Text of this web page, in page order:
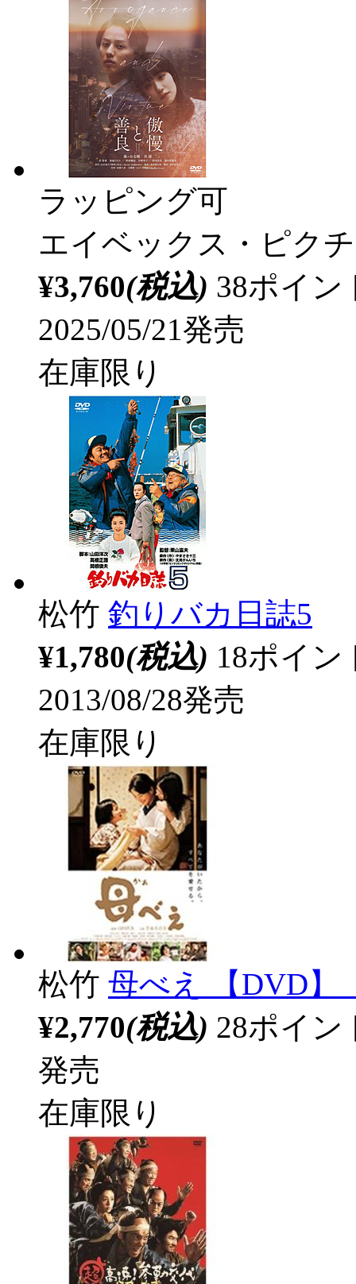
ラッピング可
エイベックス・ピク
¥3,760(税込) 38ポイ
2025/05/21発売
在庫限り
松竹 釣りバカ日誌5
¥1,780(税込) 18ポイ
2013/08/28発売
在庫限り
松竹 母べえ 【DVD】
¥2,770(税込) 28ポイ
発売
在庫限り